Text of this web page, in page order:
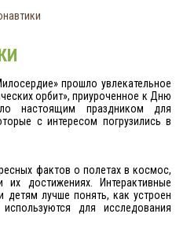
прошло увлекательное
орбит», приуроченное к Дню
настоящим праздником для
с интересом погрузились в
фактов о полетах в космос,
достижениях. Интерактивные
детям лучше понять, как устроен
для исследования